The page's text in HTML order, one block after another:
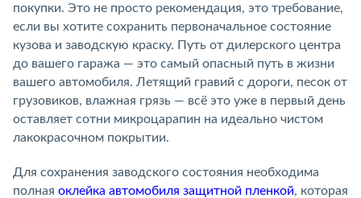
покупки. Это не просто рекомендация, это требование,
если вы хотите сохранить первоначальное состояние
кузова и заводскую краску. Путь от дилерского центра
до вашего гаража — это самый опасный путь в жизни
вашего автомобиля. Летящий гравий с дороги, песок от
грузовиков, влажная грязь — всё это уже в первый день
оставляет сотни микроцарапин на идеально чистом
лакокрасочном покрытии.
Для сохранения заводского состояния необходима
полная оклейка автомобиля защитной пленкой, которая